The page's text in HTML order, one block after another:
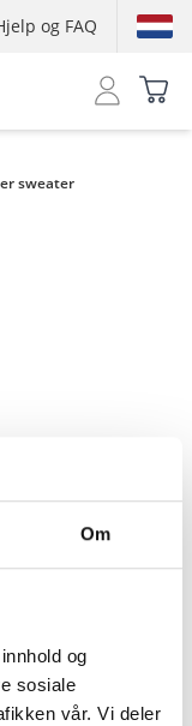
Om
og
sosiale
vår. Vi deler
og FAQ
sweater